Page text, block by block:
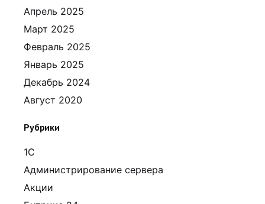
Апрель 2025
Март 2025
Февраль 2025
Январь 2025
Декабрь 2024
Август 2020
Рубрики
1С
Администрирование сервера
Акции